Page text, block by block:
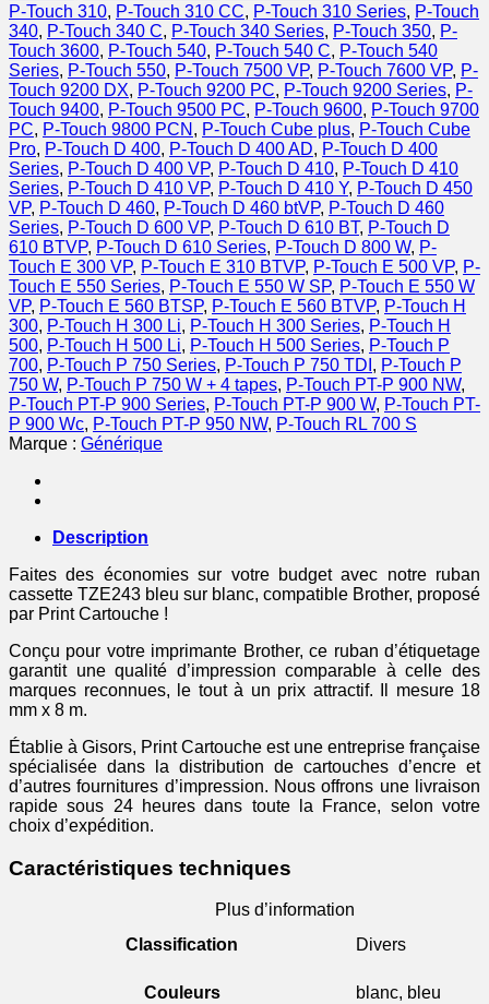
P-Touch 310, P-Touch 310 CC, P-Touch 310 Series, P-Touch
340, P-Touch 340 C, P-Touch 340 Series, P-Touch 350, P-
Touch 3600, P-Touch 540, P-Touch 540 C, P-Touch 540
Series, P-Touch 550, P-Touch 7500 VP, P-Touch 7600 VP, P-
Touch 9200 DX, P-Touch 9200 PC, P-Touch 9200 Series, P-
Touch 9400, P-Touch 9500 PC, P-Touch 9600, P-Touch 9700
PC, P-Touch 9800 PCN , P-Touch Cube plus, P-Touch Cube
Pro, P-Touch D 400, P-Touch D 400 AD, P-Touch D 400
Series, P-Touch D 400 VP, P-Touch D 410, P-Touch D 410
Series, P-Touch D 410 VP, P-Touch D 410 Y, P-Touch D 450
VP, P-Touch D 460, P-Touch D 460 btVP, P-Touch D 460
Series, P-Touch D 600 VP, P-Touch D 610 BT, P-Touch D
610 BTVP, P-Touch D 610 Series, P-Touch D 800 W, P-
Touch E 300 VP, P-Touch E 310 BTVP, P-Touch E 500 VP, P-
Touch E 550 Series, P-Touch E 550 W SP, P-Touch E 550 W
VP, P-Touch E 560 BTSP, P-Touch E 560 BTVP, P-Touch H
300, P-Touch H 300 Li, P-Touch H 300 Series, P-Touch H
500, P-Touch H 500 Li, P-Touch H 500 Series, P-Touch P
700, P-Touch P 750 Series, P-Touch P 750 TDI , P-Touch P
750 W, P-Touch P 750 W + 4 tapes, P-Touch PT-P 900 NW,
P-Touch PT-P 900 Series, P-Touch PT-P 900 W, P-Touch PT-
P 900 Wc, P-Touch PT-P 950 NW, P-Touch RL 700 S
Marque : Générique
Description
Faites des économies sur votre budget avec notre ruban
cassette TZE243 bleu sur blanc, compatible Brother, proposé
par Print Cartouche !
Conçu pour votre imprimante Brother, ce ruban d’étiquetage
garantit une qualité d’impression comparable à celle des
marques reconnues, le tout à un prix attractif. Il mesure 18
mm x 8 m.
Établie à Gisors, Print Cartouche est une entreprise française
spécialisée dans la distribution de cartouches d’encre et
d’autres fournitures d’impression. Nous offrons une livraison
rapide sous 24 heures dans toute la France, selon votre
choix d’expédition.
Caractéristiques techniques
Plus d’information
Classification
Divers
Couleurs blanc, bleu